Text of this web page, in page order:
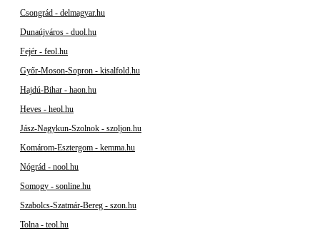
Csongrád - delmagyar.hu
Dunaújváros - duol.hu
Fejér - feol.hu
Győr-Moson-Sopron - kisalfold.hu
Hajdú-Bihar - haon.hu
Heves - heol.hu
Jász-Nagykun-Szolnok - szoljon.hu
Komárom-Esztergom - kemma.hu
Nógrád - nool.hu
Somogy - sonline.hu
Szabolcs-Szatmár-Bereg - szon.hu
Tolna - teol.hu